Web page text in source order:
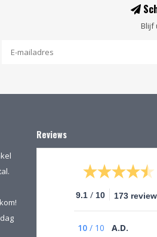
Blijf
Reviews
9.1 / 10 173
10 / 10
A.D.